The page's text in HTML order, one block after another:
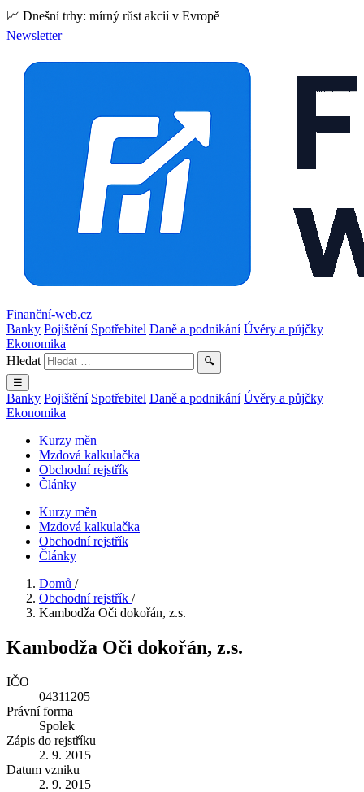
📈 Dnešní trhy: mírný růst akcií v Evropě
Newsletter
Finanční-web.cz
Banky Pojištění Spotřebitel Daně a podnikání Úvěry a půjčky
Ekonomika
Hledat
🔍
☰
Banky Pojištění Spotřebitel Daně a podnikání Úvěry a půjčky
Ekonomika
Kurzy měn
Mzdová kalkulačka
Obchodní rejstřík
Články
Kurzy měn
Mzdová kalkulačka
Obchodní rejstřík
Články
Domů /
Obchodní rejstřík /
Kambodža Oči dokořán, z.s.
Kambodža Oči dokořán, z.s.
IČO
04311205
Právní forma
Spolek
Zápis do rejstříku
2. 9. 2015
Datum vzniku
2. 9. 2015